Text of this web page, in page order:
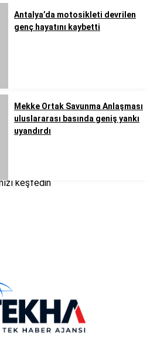
Antalya’da motosikleti devrilen
genç hayatını kaybetti
Mekke Ortak Savunma Anlaşması
uluslararası basında geniş yankı
uyandırdı
keşfedin